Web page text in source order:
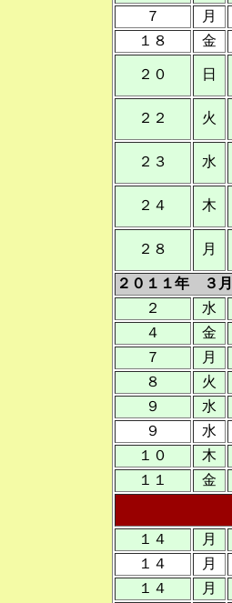
７
月
１８
金
２０ 日
２２ 火
２３ 水
２４ 木
２８ 月
２０１１年 ３月
２
水
４
金
７
月
８
火
９
水
９
水
１０
木
１１
金
１４ 月
１４
月
１４
月